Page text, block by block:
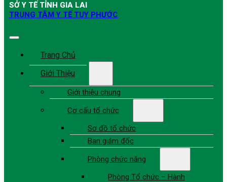
SỞ Y TẾ TỈNH GIA LAI
TRUNG TÂM Y TẾ TUY PHƯỚC
Trang Chủ
Giới Thiệu
Giới thiệu chung
Cơ cấu tổ chức
Sơ đồ tổ chức
Ban giám đốc
Phòng chức năng
Phòng Tổ chức – Hành